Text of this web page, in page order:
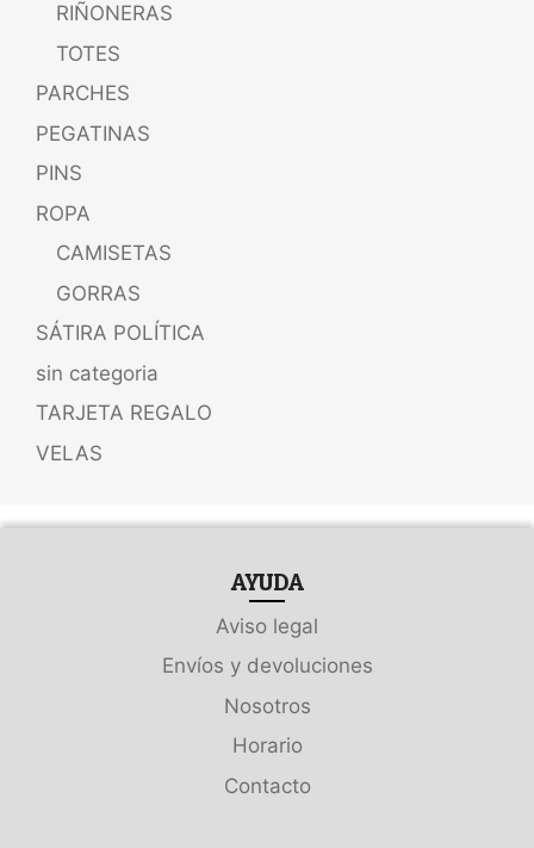
RIÑONERAS
TOTES
PARCHES
PEGATINAS
PINS
ROPA
CAMISETAS
GORRAS
SÁTIRA POLÍTICA
sin categoria
TARJETA REGALO
VELAS
AYUDA
Aviso legal
Envíos y devoluciones
Nosotros
Horario
Contacto